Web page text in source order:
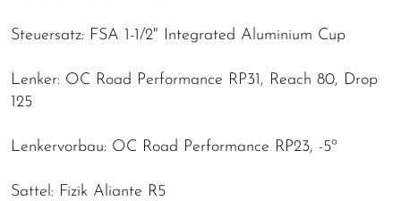
Steuersatz: FSA 1-1/2" Integrated Aluminium Cup
Lenker: OC Road Performance RP31, Reach 80, Drop
125
Lenkervorbau: OC Road Performance RP23, -5º
Sattel: Fizik Aliante R5